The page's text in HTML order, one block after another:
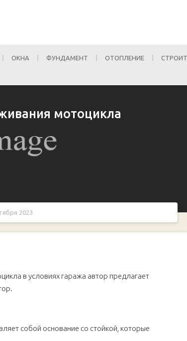
ОКНА ФУНДАМЕНТ ОТОПЛЕНИЕ
мотоцикла
2023
в условиях гаража автор предлагает
собой основание со стойкой, которые